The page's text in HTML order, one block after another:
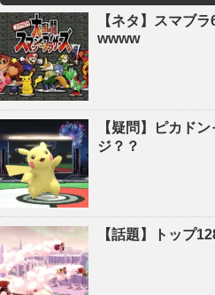
【ネタ】スマブ
wwww
【疑問】ピカド
ジ？？
【話題】トップ